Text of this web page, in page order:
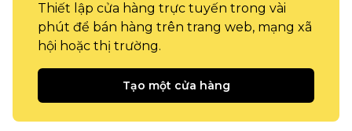
Thiết lập cửa hàng trực tuyến trong vài
phút để bán hàng trên trang web, mạng xã
hội hoặc thị trường.
Tạo một cửa hàng